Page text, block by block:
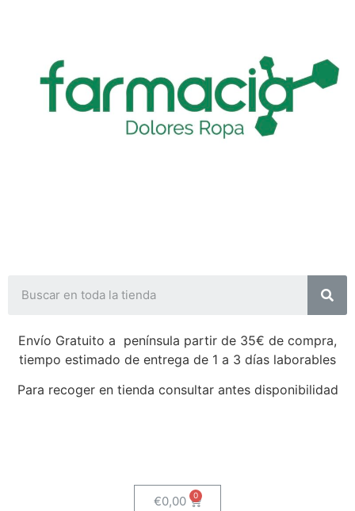
Envío Gratuito a península partir de 35€ de compra,
tiempo estimado de entrega de 1 a 3 días laborables
Para recoger en tienda consultar antes disponibilidad
€0,00